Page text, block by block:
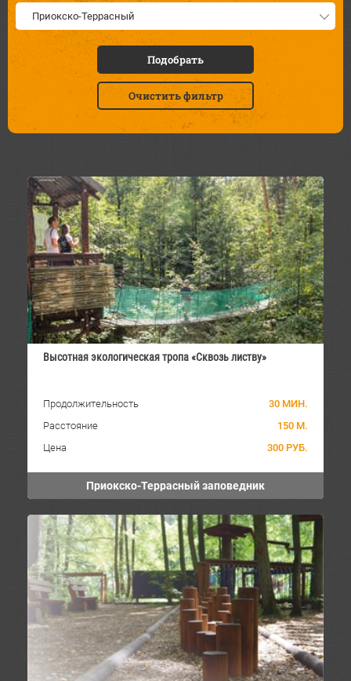
Приокско-Террасный
Подобрать
Очистить фильтр
Высотная экологическая тропа «Сквозь листву»
Продолжительность
30 МИН.
Расстояние
150 М.
Цена
300 РУБ.
Приокско-Террасный заповедник